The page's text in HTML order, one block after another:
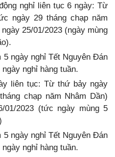
nghỉ liên tục 6 ngày: Từ
ngày 29 tháng chạp năm
25/01/2023 (ngày mùng
ngày nghỉ Tết Nguyên Đán
nghỉ hàng tuần.
liên tục: Từ thứ bảy ngày
chạp năm Nhâm Dần)
01/2023 (tức ngày mùng 5
ngày nghỉ Tết Nguyên Đán
nghỉ hàng tuần.